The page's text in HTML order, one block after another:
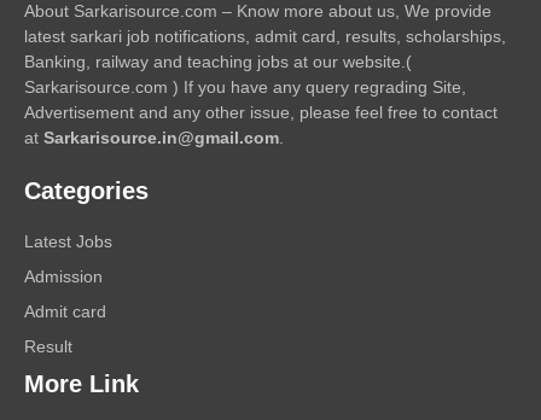
About Sarkarisource.com – Know more about us, We provide
latest sarkari job notifications, admit card, results, scholarships,
Banking, railway and teaching jobs at our website.(
Sarkarisource.com ) If you have any query regrading Site,
Advertisement and any other issue, please feel free to contact
at Sarkarisource.in@gmail.com.
Categories
Latest Jobs
Admission
Admit card
Result
More Link